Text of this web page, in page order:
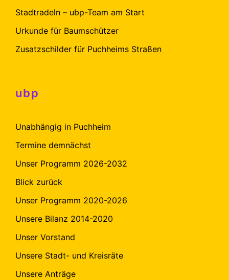
Stadtradeln – ubp-Team am Start
Urkunde für Baumschützer
Zusatzschilder für Puchheims Straßen
ubp
Unabhängig in Puchheim
Termine demnächst
Unser Programm 2026-2032
Blick zurück
Unser Programm 2020-2026
Unsere Bilanz 2014-2020
Unser Vorstand
Unsere Stadt- und Kreisräte
Unsere Anträge